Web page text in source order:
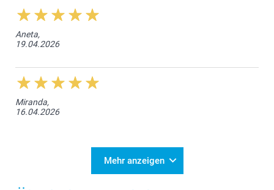
Aneta,
19.04.2026
Miranda,
16.04.2026
Mehr anzeigen